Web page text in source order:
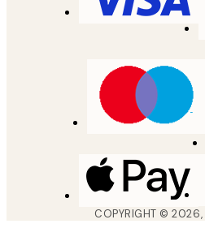
COPYRIGHT ©2026,